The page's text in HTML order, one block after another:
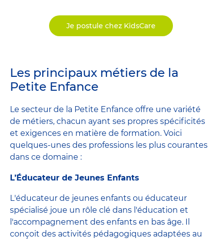
Je postule chez KidsCare
Les principaux métiers de la
Petite Enfance
Le secteur de la Petite Enfance offre une variété
de métiers, chacun ayant ses propres spécificités
et exigences en matière de formation. Voici
quelques-unes des professions les plus courantes
dans ce domaine :
L’Éducateur de Jeunes Enfants
L'éducateur de jeunes enfants ou éducateur
spécialisé joue un rôle clé dans l'éducation et
l'accompagnement des enfants en bas âge. Il
conçoit des activités pédagogiques adaptées au